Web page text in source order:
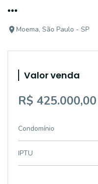
...
Moema, São Paulo - SP
Valor venda
R$ 425.000,00
Condomínio
IPTU